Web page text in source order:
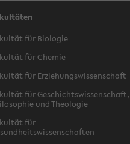
für Biologie
für Chemie
für Erziehungswissenschaft
für Geschichtswissenschaft,
und Theologie
für